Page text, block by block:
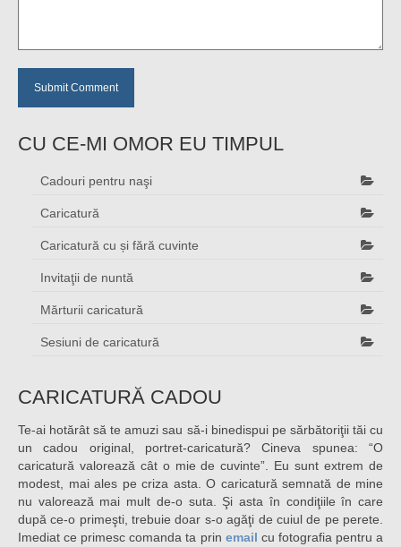
CU CE-MI OMOR EU TIMPUL
Cadouri pentru naşi
Caricatură
Caricatură cu și fără cuvinte
Invitaţii de nuntă
Mărturii caricatură
Sesiuni de caricatură
CARICATURĂ CADOU
Te-ai hotărât să te amuzi sau să-i binedispui pe sărbătoriţii tăi cu
un cadou original, portret-caricatură? Cineva spunea: “O
caricatură valorează cât o mie de cuvinte”. Eu sunt extrem de
modest, mai ales pe criza asta. O caricatură semnată de mine
nu valorează mai mult de-o suta. Şi asta în condiţiile în care
după ce-o primeşti, trebuie doar s-o agăţi de cuiul de pe perete.
Imediat ce primesc comanda ta prin email cu fotografia pentru a